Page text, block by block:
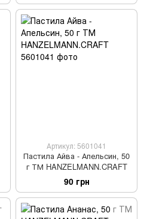
Артикул: 5601041
Пастила Айва - Апельсин, 50
г ТМ HANZELMANN.CRAFT
90 грн